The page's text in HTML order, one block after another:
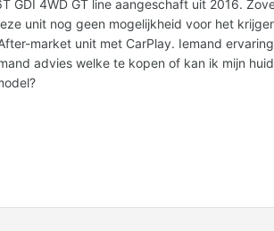
GDI 4WD GT line aangeschaft uit 2016.
unit nog geen mogelijkheid voor het
market unit met CarPlay. Iemand
advies welke te kopen of kan ik mijn